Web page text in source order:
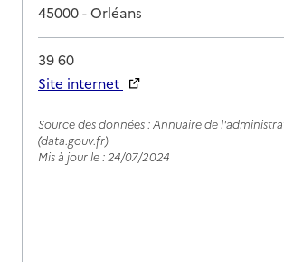
45000-Orléans
39 60
Site internet
Source des données : Annuaire de
(data.gouv.fr)
Mis à jour le : 24/07/2024